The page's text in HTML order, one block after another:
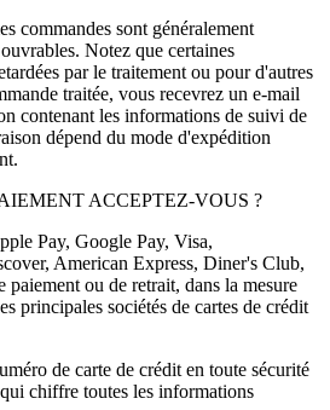
commandes sont généralement
Notez que certaines
par le traitement ou pour d'autres
traitée, vous recevrez un e-mail
contenant les informations de suivi de
dépend du mode d'expédition
ACCEPTEZ-VOUS ?
Pay, Google Pay, Visa,
American Express, Diner's Club,
paiement ou de retrait, dans la mesure
principales sociétés de cartes de crédit
de carte de crédit en toute sécurité
chiffre toutes les informations